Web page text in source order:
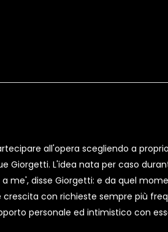
all'opera scegliendo a
Giorgetti. L'idea nata per caso
me', disse Giorgetti: e da quel
con richieste sempre più
personale ed intimistico con